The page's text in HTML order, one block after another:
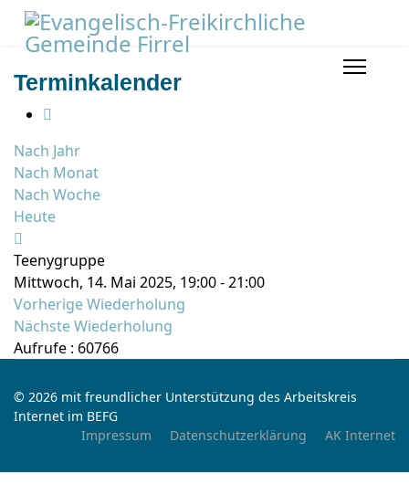
Terminkalender
Nach Jahr
Nach Monat
Nach Woche
Heute
Teenygruppe
Mittwoch, 14. Mai 2025, 19:00 - 21:00
Vorherige Wiederholung
Nächste Wiederholung
Aufrufe : 60766
© 2026 mit freundlicher Unterstützung des Arbeitskreis
Internet im BEFG
Impressum
Datenschutzerklärung AK Internet